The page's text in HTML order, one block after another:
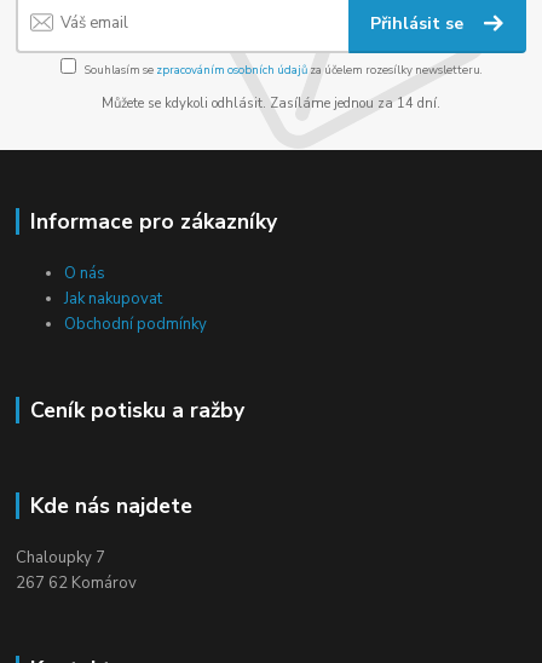
Přihlásit se
Souhlasím se zpracováním osobních údajůza účelem rozesílky newsletteru.
Můžete se kdykoli odhlásit. Zasíláme jednou za 14 dní.
Informace pro zákazníky
O nás
Jak nakupovat
Obchodní podmínky
Ceník potisku a ražby
Kde nás najdete
Chaloupky 7
267 62 Komárov